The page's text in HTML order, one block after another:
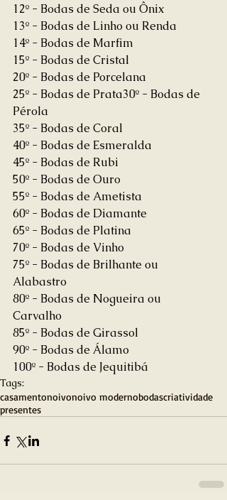
12º - Bodas de Seda ou Ônix
13º - Bodas de Linho ou Renda
14º - Bodas de Marfim
15º - Bodas de Cristal
20º - Bodas de Porcelana
25º - Bodas de Prata30º - Bodas de
Pérola
35º - Bodas de Coral
40º - Bodas de Esmeralda
45º - Bodas de Rubi
50º - Bodas de Ouro
55º - Bodas de Ametista
60º - Bodas de Diamante
65º - Bodas de Platina
70º - Bodas de Vinho
75º - Bodas de Brilhante ou
Alabastro
80º - Bodas de Nogueira ou
Carvalho
85º - Bodas de Girassol
90º - Bodas de Álamo
100º - Bodas de Jequitibá
Tags:
casamentonoivonoivo modernobodascriatividade
presentes